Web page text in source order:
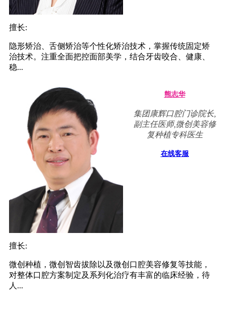
擅长:
隐形矫治、舌侧矫治等个性化矫治技术，掌握传统固定矫
治技术。注重全面把控面部美学，结合牙齿咬合、健康、
稳...
熊志华
集团康辉口腔门诊院长,
副主任医师,微创美容修
复种植专科医生
在线客服
擅长:
微创种植，微创智齿拔除以及微创口腔美容修复等技能，
对整体口腔方案制定及系列化治疗有丰富的临床经验，待
人...